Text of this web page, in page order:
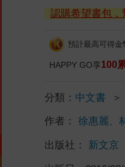
認購希望書包，
預計最高可得金
HAPPY GO享100
分類： 中文書 ＞
作者： 徐惠麗、
出版社： 新文京